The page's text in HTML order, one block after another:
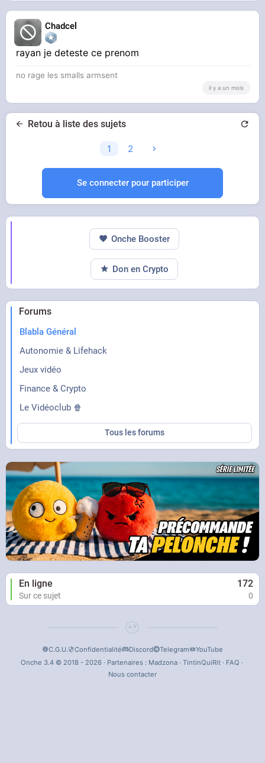
Chadcel
rayan je deteste ce prenom
no rage les smalls armsent
il y a un mois
Retou à liste des sujets
1 2
Se connecter pour participer
Forums
Blabla Général
Autonomie & Lifehack
Jeux vidéo
Finance & Crypto
Le Vidéoclub 🍿
Tous les forums
En ligne 172
Sur ce sujet 0
Onche Booster
Don en Crypto
C.G.U. Confidentialité Discord Telegram
YouTube
Onche 3.4 © 2018 - 2026 · Partenaires : Madzona· TintinQuiRit· FAQ ·
Nous contacter